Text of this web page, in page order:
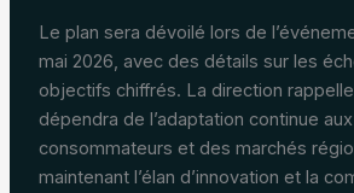
Le plan sera dévoilé lors de
mai 2026, avec des détails sur les
objectifs chiffrés. La direction
dépendra de l’adaptation continue
consommateurs et des marchés
maintenant l’élan d’innovation et la